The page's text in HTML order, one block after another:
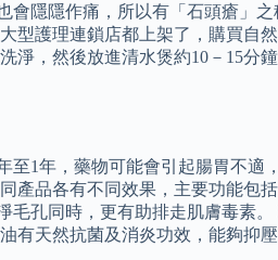
隱隱作痛，所以有「石頭瘡」
型護理連鎖店都上架了，購買
淨，然後放進清水煲約10－15
1年，藥物可能會引起腸胃不
品各有不同效果，主要功能包
孔同時，更有助排走肌膚毒素
天然抗菌及消炎功效，能夠抑